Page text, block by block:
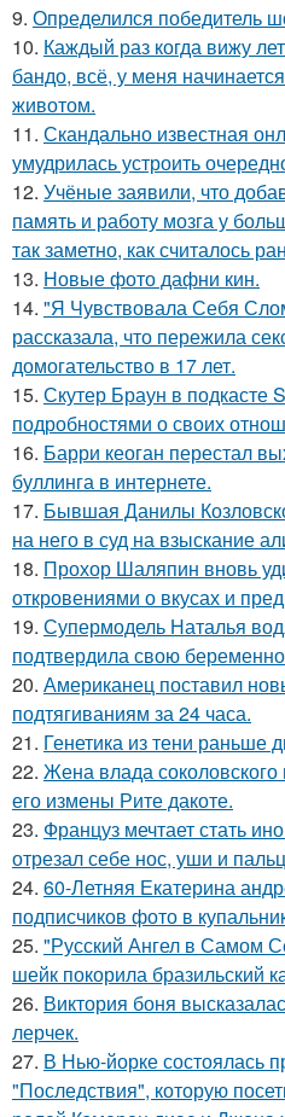
9. Определился победитель
10. Каждый раз когда вижу
бандо, всё, у меня
животом.
11. Скандально известная
умудрилась устроить
12. Учёные заявили, что
память и работу мозга у
так заметно, как считалось
13. Новые фото дафни кин.
14. "Я Чувствовала Себя
рассказала, что пережила
домогательство в 17 лет.
15. Скутер Браун в подкасте
подробностями о своих
16. Барри кеоган перестал
буллинга в интернете.
17. Бывшая Данилы
на него в суд на взыскание
18. Прохор Шаляпин вновь
откровениями о вкусах и
19. Супермодель Наталья
подтвердила свою
20. Американец поставил
подтягиваниям за 24 часа.
21. Генетика из тени раньше
22. Жена влада
его измены Рите дакоте.
23. Француз мечтает стать
отрезал себе нос, уши и
24. 60-Летняя Екатерина
подписчиков фото в
25. "Русский Ангел в Самом
шейк покорила бразильский
26. Виктория боня
лерчек.
27. В Нью-йорке состоялась
"Последствия", которую